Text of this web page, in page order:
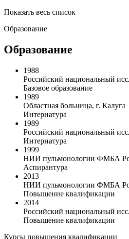
Показать весь список
Образование
Образование
1988
Российский национальный
Базовое образование
1989
Областная больница, г. Калуга
Интернатура
1989
Российский национальный
Интернатура
1999
НИИ пульмонологии ФМБА
Аспирантура
2013
НИИ пульмонологии ФМБА
Повышение квалификации
2014
Российский национальный
Повышение квалификации
Курсы повышения квалификации